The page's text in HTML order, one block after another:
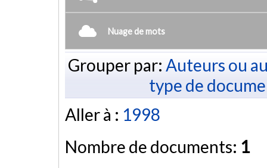
Nuage de mots
Grouper par: Auteurs ou
type de
Aller à : 1998
Nombre de documents: 1